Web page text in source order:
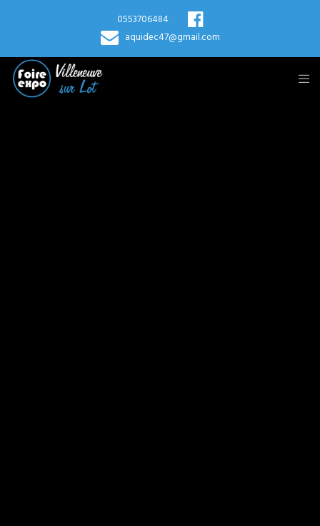
0553706484
aquidec47@gmail.com